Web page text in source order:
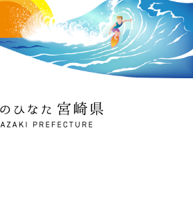
ひなた 宮崎県
PREFECTURE